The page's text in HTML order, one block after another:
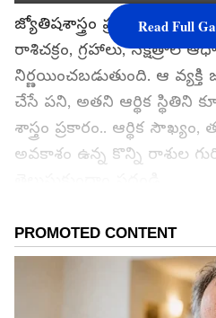
జ్యోతిషశాస్త్రం ప్రకారం.. ఒక
రాశిచక్రం, గ్రహాలు, నక్షత్రాల
నిర్ణయించబడుతుంది. ఆ
చేసే పని, అతని ఆర్థిక స్థితిని
శాస్త్రం ప్రకారం.. ఆర్థిక
అవకాశం ఉన్న కొన్ని రాశుల
గూగుల్‌లో ఆసక్తికరమైన
ను మీ ఫ్రిఫర్డ్ సోర్స్
Read Full